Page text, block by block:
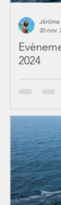
2024
20 nov.